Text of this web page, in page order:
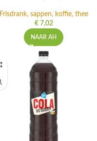
Frisdrank, sappen, koffie, thee
€7,02
NAAR AH